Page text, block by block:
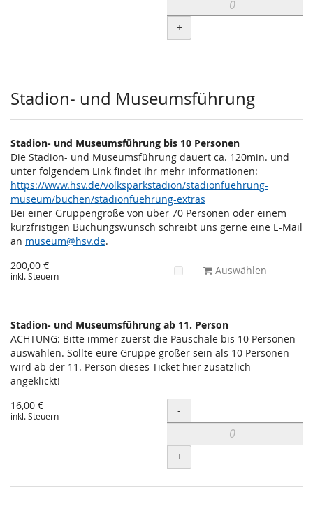
+
Stadion- und Museumsführung
Stadion- und Museumsführung bis 10 Personen
Die Stadion- und Museumsführung dauert ca. 120min. und
unter folgendem Link findet ihr mehr Informationen:
https://www.hsv.de/volksparkstadion/stadionfuehrung-
museum/buchen/stadionfuehrung-extras
Bei einer Gruppengröße von über 70 Personen oder einem
kurzfristigen Buchungswunsch schreibt uns gerne eine E-Mail
an museum@hsv.de.
200,00 €
inkl. Steuern Auswählen
Stadion- und Museumsführung ab 11. Person
ACHTUNG: Bitte immer zuerst die Pauschale bis 10 Personen
auswählen. Sollte eure Gruppe größer sein als 10 Personen
wird ab der 11. Person dieses Ticket hier zusätzlich
angeklickt!
16,00 €
inkl. Steuern Menge
-
+